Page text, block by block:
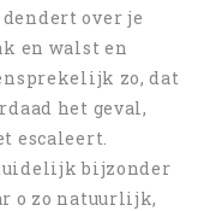
over je
en walst en
zo, dat
het geval,
escaleert.
bijzonder
o zo natuurlijk,